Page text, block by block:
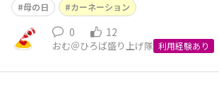
母の日 カーネーション
0 12
おむ＠ひろば盛り上げ隊 利用経験あり